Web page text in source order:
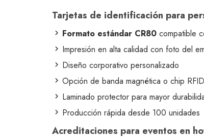
Tarjetas de identificación para
Formato estándar CR80 compatible
Impresión en alta calidad con foto del
Diseño corporativo personalizado
Opción de banda magnética o chip
Laminado protector para mayor
Producción rápida desde 100 unidades
Acreditaciones para eventos en